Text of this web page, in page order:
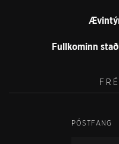
Fullkominn
PÓSTFANG